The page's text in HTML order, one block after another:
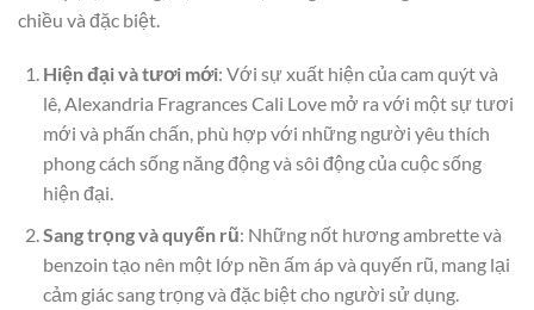
chiều và đặc biệt.
Hiện đại và tươi mới: Với sự xuất hiện của cam quýt và
lê, Alexandria Fragrances Cali Love mở ra với một sự tươi
mới và phấn chấn, phù hợp với những người yêu thích
phong cách sống năng động và sôi động của cuộc sống
hiện đại.
Sang trọng và quyến rũ: Những nốt hương ambrette và
benzoin tạo nên một lớp nền ấm áp và quyến rũ, mang lại
cảm giác sang trọng và đặc biệt cho người sử dụng.